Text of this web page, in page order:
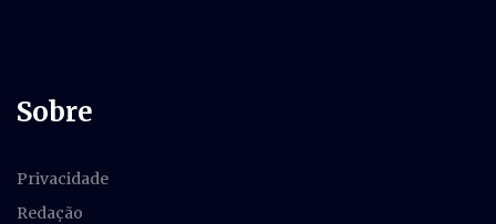
Sobre
Privacidade
Redação